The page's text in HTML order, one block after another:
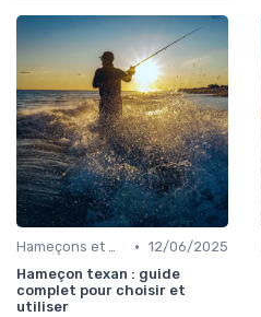
Hameçons et Montages • 12/06/2025
Hameçon texan : guide
complet pour choisir et
utiliser